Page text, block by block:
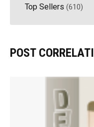
Top Sellers (610)
POST CORRELATI